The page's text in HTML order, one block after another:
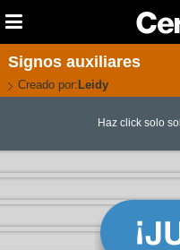
Signos auxiliares
Creado por: Leidy
Haz click solo